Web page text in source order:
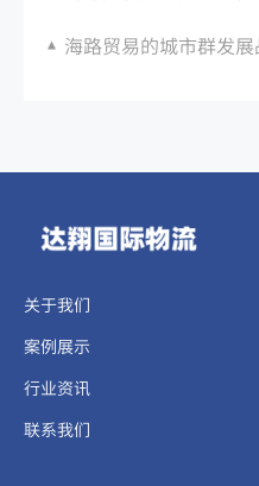
海路贸易的城市群发
关于我们
案例展示
行业资讯
联系我们